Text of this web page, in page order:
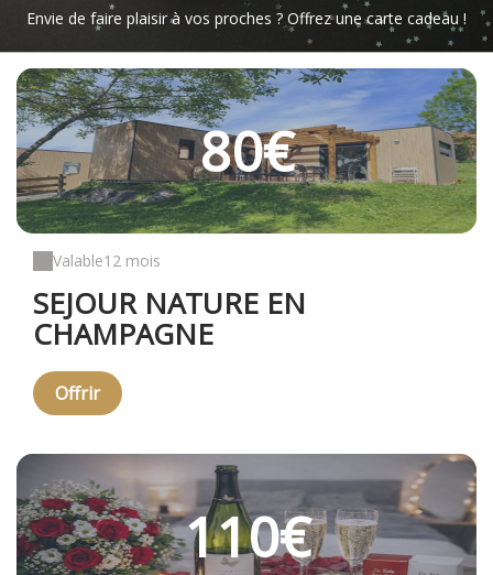
Envie de faire plaisir à vos proches ? Offrez une carte cadeau !
80€
Valable12 mois
SEJOUR NATURE EN
CHAMPAGNE
Offrir
110€